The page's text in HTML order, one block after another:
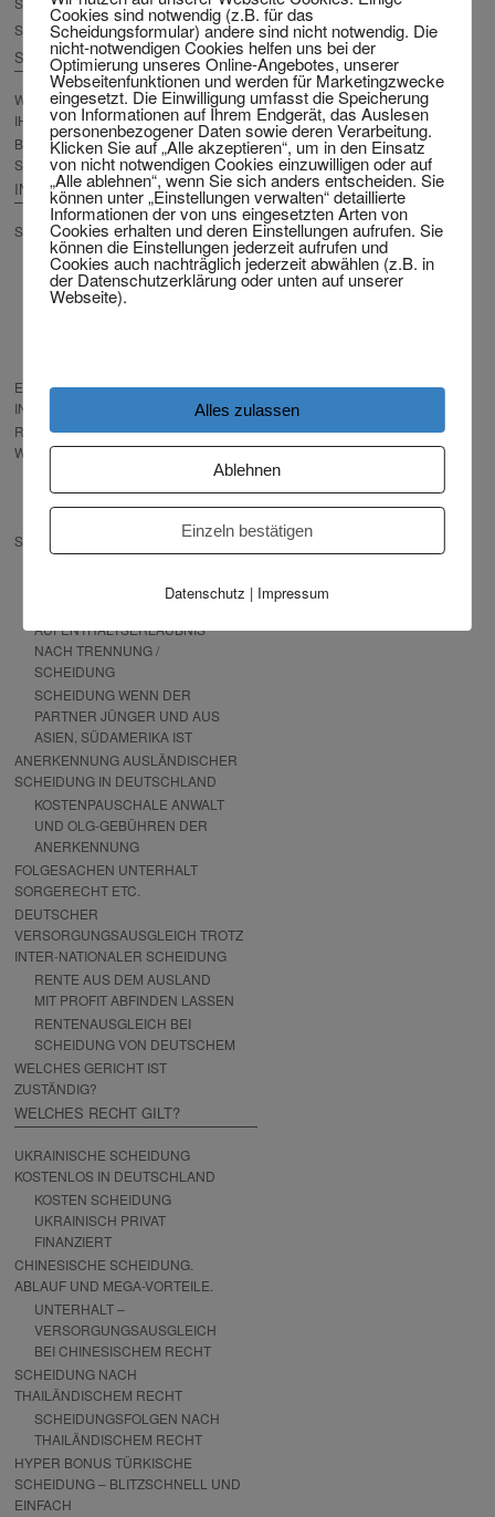
SCHEIDUNGSKOSTEN-RECHNER
SCHEIDUNGSFORMULAR
WEGWEISER ZUR VORBEREITUNG
IHRER SCHEIDUNG
BESCHWERDEPRÜFUNG
SCHEIDUNG
INTERNATIONALE SCHEIDUNG
SCHEIDUNG AUS DEM AUSLAND
FERNSCHEIDUNG – DIE
SCHEIDUNG VON ZUHAUSE
SCHEIDUNG OHNE REISE
EXPRESS SCHEIDUNG
INTERNATIONAL – JETZT STARTEN
RECHT, DAS IHNEN PASST – BITTE
WÄHLEN!
VEREINBARUNGEN NACH
SCHEIDUNG VON AUSLÄNDER
AUFENTHALTSERLAUBNIS
NACH TRENNUNG /
SCHEIDUNG
SCHEIDUNG WENN DER
PARTNER JÜNGER UND AUS
ASIEN, SÜDAMERIKA IST
ANERKENNUNG AUSLÄNDISCHER
SCHEIDUNG IN DEUTSCHLAND
KOSTENPAUSCHALE ANWALT
UND OLG-GEBÜHREN DER
ANERKENNUNG
FOLGESACHEN UNTERHALT
SORGERECHT ETC.
DEUTSCHER
VERSORGUNGSAUSGLEICH TROTZ
INTER-NATIONALER SCHEIDUNG
RENTE AUS DEM AUSLAND
MIT PROFIT ABFINDEN LASSEN
RENTENAUSGLEICH BEI
SCHEIDUNG VON DEUTSCHEM
WELCHES GERICHT IST
ZUSTÄNDIG?
WELCHES RECHT GILT?
UKRAINISCHE SCHEIDUNG
KOSTENLOS IN DEUTSCHLAND
KOSTEN SCHEIDUNG
UKRAINISCH PRIVAT
FINANZIERT
CHINESISCHE SCHEIDUNG.
ABLAUF UND MEGA-VORTEILE.
UNTERHALT –
VERSORGUNGSAUSGLEICH
BEI CHINESISCHEM RECHT
SCHEIDUNG NACH
THAILÄNDISCHEM RECHT
SCHEIDUNGSFOLGEN NACH
THAILÄNDISCHEM RECHT
HYPER BONUS TÜRKISCHE
SCHEIDUNG – BLITZSCHNELL UND
EINFACH
Cookies sind notwendig (z.B. für das
Scheidungsformular) andere sind nicht notwendig. Die
nicht-notwendigen Cookies helfen uns bei der
Optimierung unseres Online-Angebotes, unserer
Webseitenfunktionen und werden für Marketingzwecke
eingesetzt. Die Einwilligung umfasst die Speicherung
von Informationen auf Ihrem Endgerät, das Auslesen
personenbezogener Daten sowie deren Verarbeitung.
Klicken Sie auf „Alle akzeptieren“, um in den Einsatz
von nicht notwendigen Cookies einzuwilligen oder auf
„Alle ablehnen“, wenn Sie sich anders entscheiden. Sie
können unter „Einstellungen verwalten“ detaillierte
Informationen der von uns eingesetzten Arten von
Cookies erhalten und deren Einstellungen aufrufen. Sie
können die Einstellungen jederzeit aufrufen und
Cookies auch nachträglich jederzeit abwählen (z.B. in
der Datenschutzerklärung oder unten auf unserer
Webseite).
Alles zulassen
Ablehnen
Einzeln bestätigen
Datenschutz | Impressum